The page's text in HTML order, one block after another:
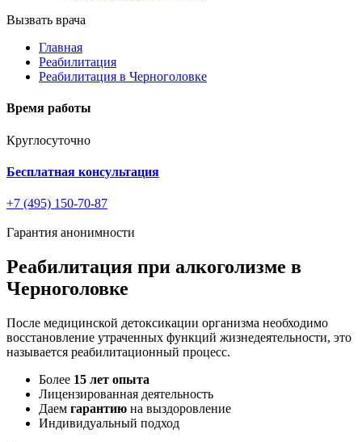
Вызвать врача
Главная
Реабилитация
Реабилитация в Черноголовке
Время работы
Круглосуточно
Бесплатная консультация
+7 (495) 150-70-87
Гарантия анонимности
Реабилитация при алкоголизме в
Черноголовке
После медицинской детоксикации организма необходимо
восстановление утраченных функций жизнедеятельности, это
называется реабилитационный процесс.
Более 15 лет опыта
Лицензированная деятельность
Даем гарантию на выздоровление
Индивидуальный подход